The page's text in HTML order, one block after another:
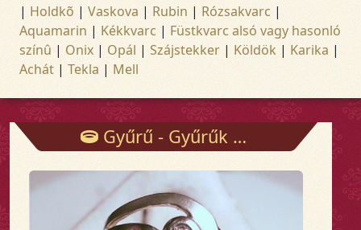
| Holdkõ | Vaskova | Rubin | Rózsakvarc |
Aquamarin | Kékkvarc | Füstkvarc alsó vagy hasonló
színû | Onix | Opál | Szájstekker | Köldök | Karika |
Achát | Tekla | Mell
Gyűrű - Gyűrűk - Arany és ezüst ékszerek